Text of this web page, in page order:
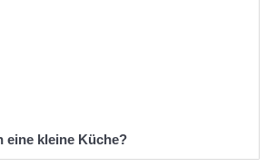
eine kleine Küche?